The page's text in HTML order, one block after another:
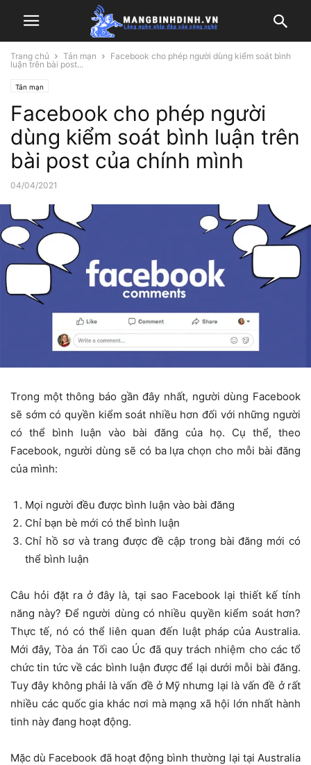
Trang chủ Tản mạn
Facebook cho phép người dùng kiểm soát bình
luận trên bài post...
Tản mạn
Facebook cho phép người
dùng kiểm soát bình luận trên
bài post của chính mình
04/04/2021
Trong một thông báo gần đây nhất, người dùng Facebook
sẽ sớm có quyền kiểm soát nhiều hơn đối với những người
có thể bình luận vào bài đăng của họ. Cụ thể, theo
Facebook, người dùng sẽ có ba lựa chọn cho mỗi bài đăng
của mình:
Mọi người đều được bình luận vào bài đăng
Chỉ bạn bè mới có thể bình luận
Chỉ hồ sơ và trang được đề cập trong bài đăng mới có
thể bình luận
Câu hỏi đặt ra ở đây là, tại sao Facebook lại thiết kế tính
năng này? Để người dùng có nhiều quyền kiểm soát hơn?
Thực tế, nó có thể liên quan đến luật pháp của Australia.
Mới đây, Tòa án Tối cao Úc đã quy trách nhiệm cho các tổ
chức tin tức về các bình luận được để lại dưới mỗi bài đăng.
Tuy đây không phải là vấn đề ở Mỹ nhưng lại là vấn đề ở rất
nhiều các quốc gia khác nơi mà mạng xã hội lớn nhất hành
tinh này đang hoạt động.
Mặc dù Facebook đã hoạt động bình thường lại tại Australia